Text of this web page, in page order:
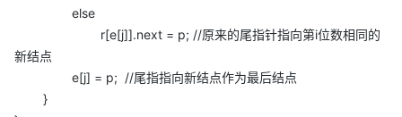
else
r[e[j]].next = p; //原来的尾指针指向第i位数相同的
新结点
e[j] = p; //尾指指向新结点作为最后结点
}